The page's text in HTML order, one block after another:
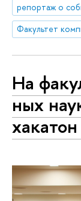
репортаж о
Факультет
На
ных